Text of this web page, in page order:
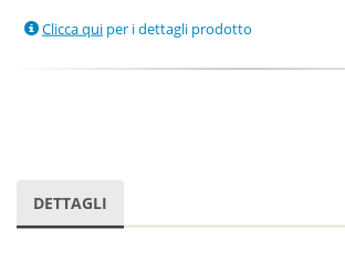
Clicca qui per i dettagli prodotto
DETTAGLI